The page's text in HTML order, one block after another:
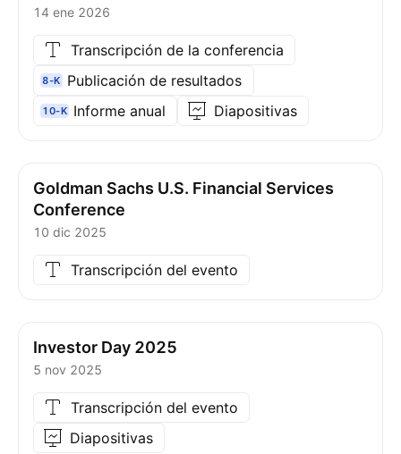
14 ene 2026
Transcripción de la conferencia
8-K Publicación de resultados
10-K Informe anual Diapositivas
Goldman Sachs U.S. Financial Services
Conference
10 dic 2025
Transcripción del evento
Investor Day 2025
5 nov 2025
Transcripción del evento
Diapositivas